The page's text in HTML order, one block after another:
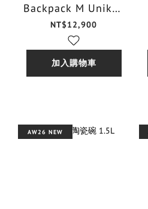
Backpack M Unikko
後背包
NT$12,900
加入購物車
AW26 NEW